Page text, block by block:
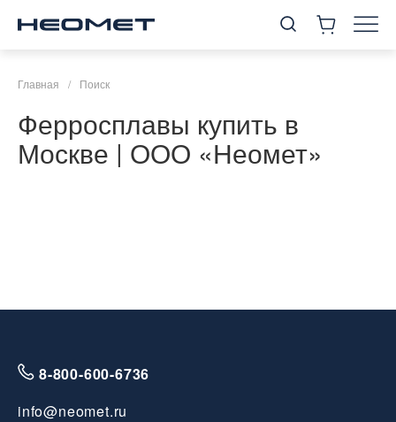
Главная / Поиск
Ферросплавы купить в
Москве | ООО «Неомет»
8-800-600-6736
info@neomet.ru